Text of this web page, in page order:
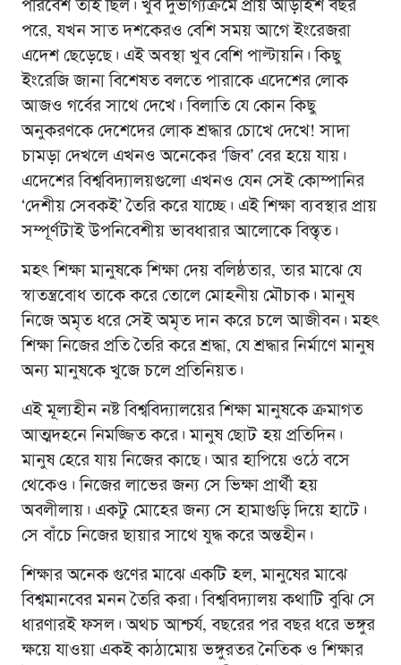
পরিবেশ তাই ছিল। খুব দুর্ভাগ্যক্রমে প্রায় আড়াইশ বছর
পরে, যখন সাত দশকেরও বেশি সময় আগে ইংরেজরা
এদেশ ছেড়েছে। এই অবস্থা খুব বেশি পাল্টায়নি। কিছু
ইংরেজি জানা বিশেষত বলতে পারাকে এদেশের লোক
আজও গর্বের সাথে দেখে। বিলাতি যে কোন কিছু
অনুকরণকে দেশেদের লোক শ্রদ্ধার চোখে দেখে! সাদা
চামড়া দেখলে এখনও অনেকের ‘জিব’ বের হয়ে যায়।
এদেশের বিশ্ববিদ্যালয়গুলো এখনও যেন সেই কোম্পানির
‘দেশীয় সেবকই’ তৈরি করে যাচ্ছে। এই শিক্ষা ব্যবস্থার প্রায়
সম্পূর্ণটাই উপনিবেশীয় ভাবধারার আলোকে বিস্তৃত।
মহৎ শিক্ষা মানুষকে শিক্ষা দেয় বলিষ্ঠতার, তার মাঝে যে
স্বাতন্ত্রবোধ তাকে করে তোলে মোহনীয় মৌচাক। মানুষ
নিজে অমৃত ধরে সেই অমৃত দান করে চলে আজীবন। মহৎ
শিক্ষা নিজের প্রতি তৈরি করে শ্রদ্ধা, যে শ্রদ্ধার নির্মাণে মানুষ
অন্য মানুষকে খুজে চলে প্রতিনিয়ত।
এই মূল্যহীন নষ্ট বিশ্ববিদ্যালয়ের শিক্ষা মানুষকে ক্রমাগত
আত্মদহনে নিমজ্জিত করে। মানুষ ছোট হয় প্রতিদিন।
মানুষ হেরে যায় নিজের কাছে। আর হাপিয়ে ওঠে বসে
থেকেও। নিজের লাভের জন্য সে ভিক্ষা প্রার্থী হয়
অবলীলায়। একটু মোহের জন্য সে হামাগুড়ি দিয়ে হাটে।
সে বাঁচে নিজের ছায়ার সাথে যুদ্ধ করে অন্তহীন।
শিক্ষার অনেক গুণের মাঝে একটি হল, মানুষের মাঝে
বিশ্বমানবের মনন তৈরি করা। বিশ্ববিদ্যালয় কথাটি বুঝি সে
ধারণারই ফসল। অথচ আশ্চর্য, বছরের পর বছর ধরে ভঙ্গুর
ক্ষয়ে যাওয়া একই কাঠামোয় ভঙ্গুরতর নৈতিক ও শিক্ষার